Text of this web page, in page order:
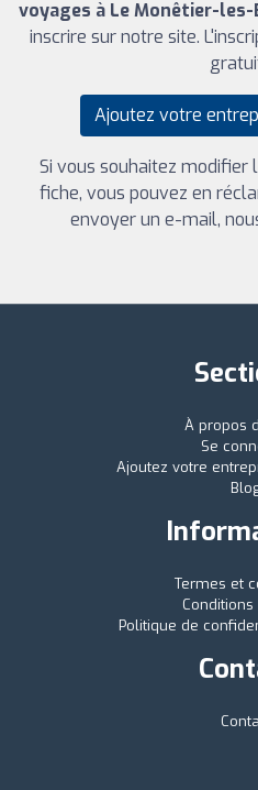
voyages à Le Monêtier-les-
inscrire sur notre site.
Ajoutez votre
Si vous souhaitez
fiche, vous pouvez en
envoyer un e-mail,
À propos
Se
Ajoutez votre
Termes et
Politique de